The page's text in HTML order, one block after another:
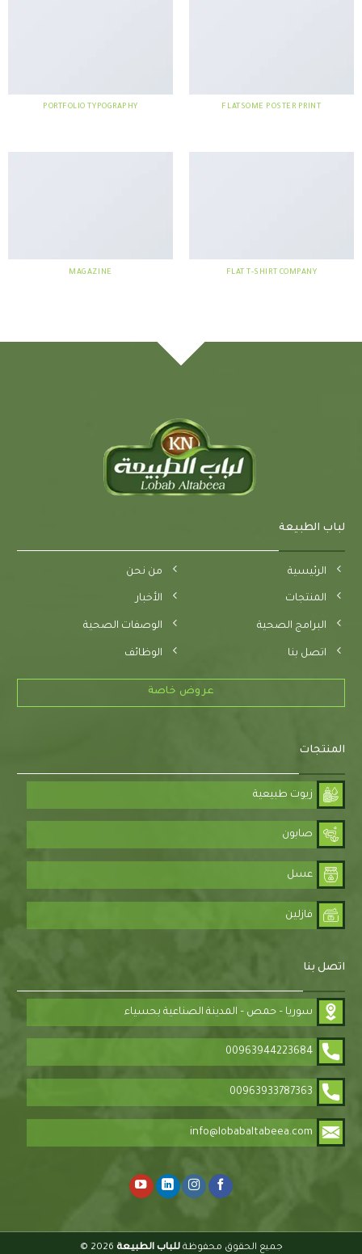
PORTFOLIO TYPOGRAPHY FLATSOME POSTER PRINT
MAGAZINE FLAT T-SHIRT COMPANY
لباب الطبيعة
الرئيسية
المنتجات
البرامج الصحية
اتصل بنا
من نحن
الأخبار
الوصفات الصحية
الوظائف
عروض خاصة
المنتجات
زيوت طبيعية
صابون
عسل
فازلين
اتصل بنا
سوريا – حمص – المدينة الصناعية بحسياء
00963944223684
00963933787363
info@lobabaltabeea.com
جميع الحقوق محفوظةللباب الطبيعة